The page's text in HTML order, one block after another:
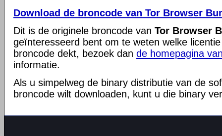
Download de broncode van Tor Browser
Dit is de originele broncode van Tor Browser
geïnteresseerd bent om te weten welke
broncode dekt, bezoek dan de homepagina
informatie.
Als u simpelweg de binary distributie van de
broncode wilt downloaden, kunt u die binary